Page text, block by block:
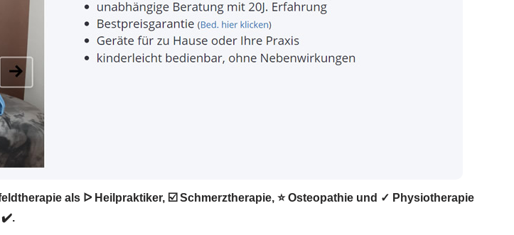
als ᐅ Heilpraktiker, ☑️ Schmerztherapie, ⭐ Osteopathie und ✓ Physiotherapie
✔️.